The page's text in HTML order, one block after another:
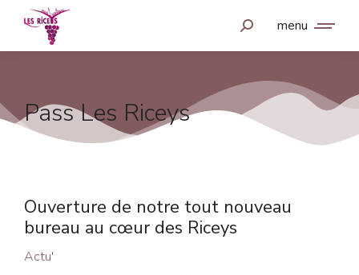
menu
Pass Les Riceys
Ouverture de notre tout nouveau
bureau au cœur des Riceys
Actu'